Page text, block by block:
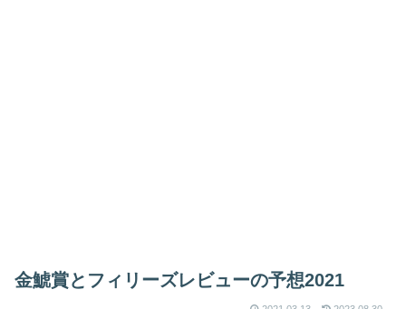
金鯱賞とフィリーズレビューの予想2021